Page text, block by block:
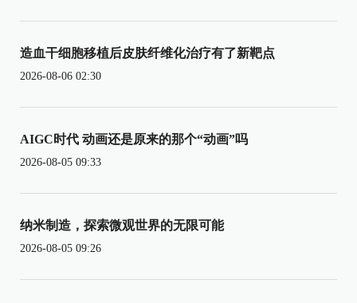
造血干细胞移植后皮肤纤维化治疗有了新靶点
2026-08-06 02:30
AIGC时代 动画还是原来的那个“动画”吗
2026-08-05 09:33
纳米制造，探索微观世界的无限可能
2026-08-05 09:26